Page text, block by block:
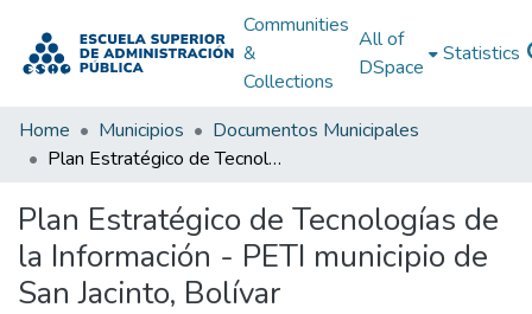
Communities
&
Collections
All of
DSpace
Statistics
Home Municipios
Documentos Municipales
Plan Estratégico de Tecnologías de la Información - PETI municipio de San Jacinto, Bolívar
Plan Estratégico de Tecnologías de
la Información - PETI municipio de
San Jacinto, Bolívar